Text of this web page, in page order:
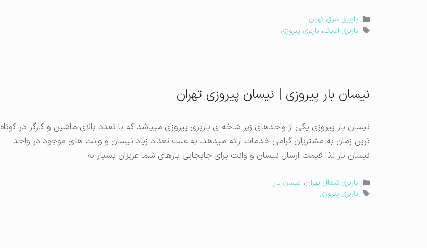
دسته‌ها
باربری شرق تهران
برچسب‌ها
باربری اتابک، باربری پیروزی
نیسان بار پیروزی | نیسان پیروزی تهران
نیسان بار پیروزی یکی از واحدهای زیر شاخه ی باربری پیروزی میباشد که با تعدد بالای ماشین و کارگر در کوتاه
ترین زمان به مشتریان گرامی خدمات ارائه میدهد. به علت تعداد زیاد نیسان و وانت های موجود در واحد
نیسان بار لذا قیمت ارسال نیسان و وانت برای جابجایی بارهای شما عزیزان بسیار به
دسته‌ها
باربری شمال تهران، نیسان بار
برچسب‌ها
باربری پیروزی